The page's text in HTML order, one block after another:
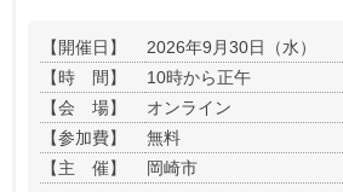
【開催日】
2026年9月30日（水）
【時 間】
10時から正午
【会 場】
オンライン
【参加費】
無料
【主 催】
岡崎市